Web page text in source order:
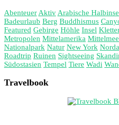
Abenteuer Aktiv Arabische
Badeurlaub Berg Buddhismus
Featured Gebirge Höhle Insel
Metropolen Mittelamerika
Nationalpark Natur New York
Roadtrip Ruinen Sightseeing
Südostasien Tempel Tiere Wadi
Travelbook